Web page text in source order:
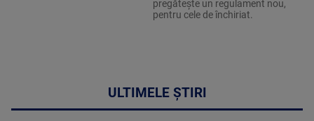
pregătește un regulament nou,
pentru cele de închiriat.
ULTIMELE ȘTIRI